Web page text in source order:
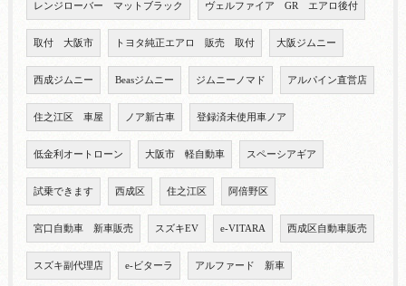
レンジローバー マットブラック ヴェルファイア GR エアロ後付
取付 大阪市 トヨタ純正エアロ 販売 取付 大阪ジムニー
西成ジムニー Beasジムニー ジムニーノマド アルパイン直営店
住之江区 車屋 ノア新古車 登録済未使用車ノア
低金利オートローン 大阪市 軽自動車 スペーシアギア
試乗できます 西成区 住之江区 阿倍野区
宮口自動車 新車販売 スズキEV e-VITARA 西成区自動車販売
スズキ副代理店 e-ビターラ アルファード 新車